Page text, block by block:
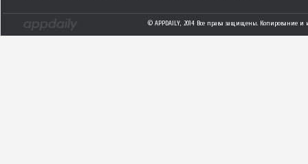
© APPDAILY, 2014 Все права защищены. Копирование и